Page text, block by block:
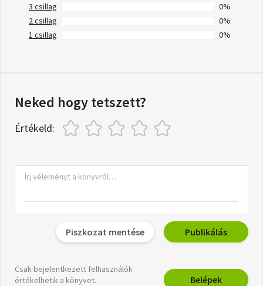
3 csillag
0%
2 csillag
0%
1 csillag
0%
Neked hogy tetszett?
Értékeld:
Piszkozat mentése Publikálás
Csak bejelentkezett felhasználók
értékelhetik a könyvet.
Belépek